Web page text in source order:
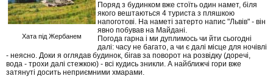
Хата під Жербанем
Поряд з будинком вже стоїть один намет, біля
якого вештаються 4 туриста з пляшкою
напоготові. На наметі затерто напис "Львів" - він
явно побував на Майдані.
Погода гарна і ми дуплимось чи йти сьогодні
далі: часу не багато, а чи є далі місце для ночівлі
- неясно. Доки я оглядав будинок, бігав за поворот на розвідку (доречі,
вода - трохи далі стежкою) - всі кудись зникли. А найближчі гори вже
затянуті досить неприємними хмарами.